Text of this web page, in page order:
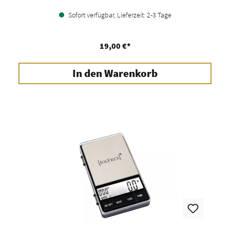
Sofort verfügbar, Lieferzeit: 2-3 Tage
19,00 €*
In den Warenkorb